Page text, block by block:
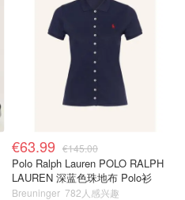
€63.99 €145.00
Polo Ralph Lauren POLO RALPH
LAUREN 深蓝色珠地布 Polo衫
Breuninger 782人感兴趣